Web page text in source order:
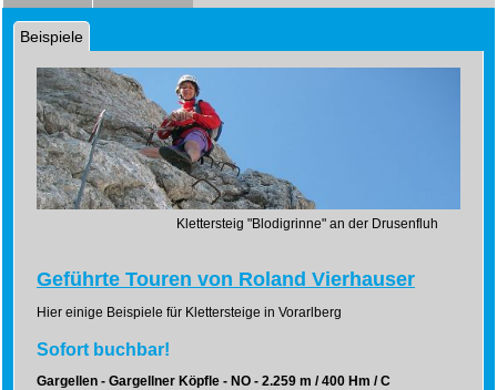
Beispiele
Klettersteig "Blodigrinne" an der Drusenfluh
Geführte Touren von Roland Vierhauser
Hier einige Beispiele für Klettersteige in Vorarlberg
Sofort buchbar!
Gargellen - Gargellner Köpfle - NO - 2.259 m / 400 Hm / C